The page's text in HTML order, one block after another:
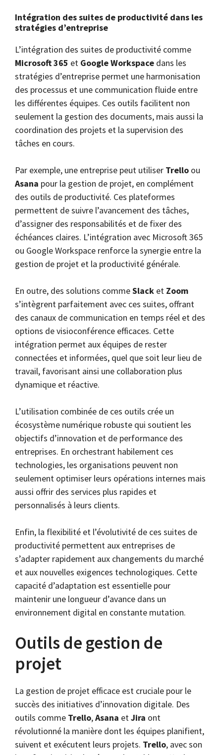
Intégration des suites de productivité dans les
stratégies d’entreprise
L’intégration des suites de productivité comme
Microsoft 365 et Google Workspace dans les
stratégies d’entreprise permet une harmonisation
des processus et une communication fluide entre
les différentes équipes. Ces outils facilitent non
seulement la gestion des documents, mais aussi la
coordination des projets et la supervision des
tâches en cours.
Par exemple, une entreprise peut utiliser Trello ou
Asana pour la gestion de projet, en complément
des outils de productivité. Ces plateformes
permettent de suivre l’avancement des tâches,
d’assigner des responsabilités et de fixer des
échéances claires. L’intégration avec Microsoft 365
ou Google Workspace renforce la synergie entre la
gestion de projet et la productivité générale.
En outre, des solutions commeSlack et Zoom
s’intègrent parfaitement avec ces suites, offrant
des canaux de communication en temps réel et des
options de visioconférence efficaces. Cette
intégration permet aux équipes de rester
connectées et informées, quel que soit leur lieu de
travail, favorisant ainsi une collaboration plus
dynamique et réactive.
L’utilisation combinée de ces outils crée un
écosystème numérique robuste qui soutient les
objectifs d’innovation et de performance des
entreprises. En orchestrant habilement ces
technologies, les organisations peuvent non
seulement optimiser leurs opérations internes mais
aussi offrir des services plus rapides et
personnalisés à leurs clients.
Enfin, la flexibilité et l’évolutivité de ces suites de
productivité permettent aux entreprises de
s’adapter rapidement aux changements du marché
et aux nouvelles exigences technologiques. Cette
capacité d’adaptation est essentielle pour
maintenir une longueur d’avance dans un
environnement digital en constante mutation.
Outils de gestion de
projet
La gestion de projet efficace est cruciale pour le
succès des initiatives d’innovation digitale. Des
outils comme Trello,Asana etJira ont
révolutionné la manière dont les équipes planifient,
suivent et exécutent leurs projets. Trello, avec son